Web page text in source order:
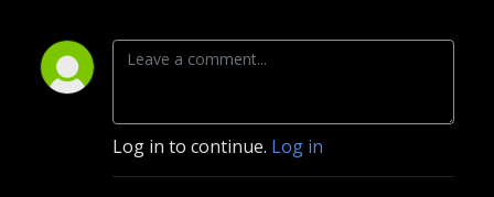
Log in to continue. Log in